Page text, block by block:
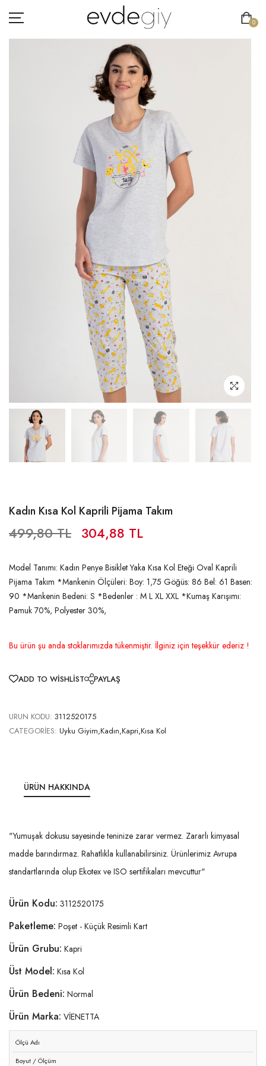
0
Kadın Kısa Kol Kaprili Pijama Takım
499,80 TL 304,88 TL
Model Tanımı: Kadın Penye Bisiklet Yaka Kısa Kol Eteği Oval Kaprili
Pijama Takım *Mankenin Ölçüleri: Boy: 1,75 Göğüs: 86 Bel: 61 Basen:
90 *Mankenin Bedeni: S *Bedenler : M L XL XXL *Kumaş Karışımı:
Pamuk 70%, Polyester 30%,
Bu ürün şu anda stoklarımızda tükenmiştir. İlginiz için teşekkür ederiz !
ADD TO WISHLIST PAYLAŞ
URUN KODU: 3112520175
CATEGORIES: Uyku Giyim,Kadın,Kapri,Kısa Kol
ÜRÜN HAKKINDA
"Yumuşak dokusu sayesinde teninize zarar vermez. Zararlı kimyasal
madde barındırmaz. Rahatlıkla kullanabilirsiniz. Ürünlerimiz Avrupa
standartlarında olup Ekotex ve ISO sertifikaları mevcuttur"
Ürün Kodu: 3112520175
Paketleme: Poşet - Küçük Resimli Kart
Ürün Grubu: Kapri
Üst Model: Kısa Kol
Ürün Bedeni: Normal
Ürün Marka: VİENETTA
Ölçü Adı
Boyut / Ölçüm